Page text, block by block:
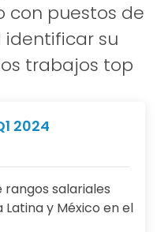
con puestos de
su
trabajos top
2024
salariales
y México en el